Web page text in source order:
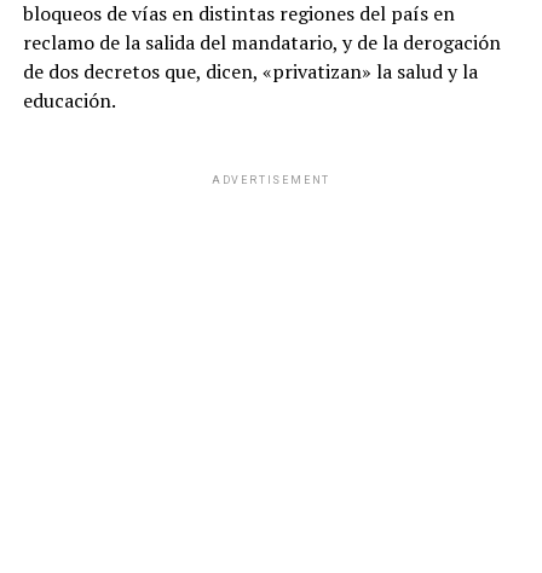
bloqueos de vías en distintas regiones del país en
reclamo de la salida del mandatario, y de la derogación
de dos decretos que, dicen, «privatizan» la salud y la
educación.
ADVERTISEMENT